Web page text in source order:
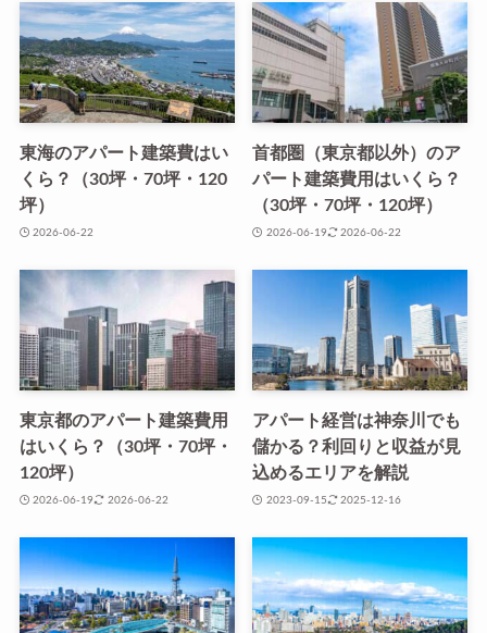
東海のアパート建築費はい
くら？（30坪・70坪・120
坪）
2026-06-22
首都圏（東京都以外）のア
パート建築費用はいくら？
（30坪・70坪・120坪）
2026-06-19 2026-06-22
東京都のアパート建築費用
はいくら？（30坪・70坪・
120坪）
2026-06-19 2026-06-22
アパート経営は神奈川でも
儲かる？利回りと収益が見
込めるエリアを解説
2023-09-15 2025-12-16